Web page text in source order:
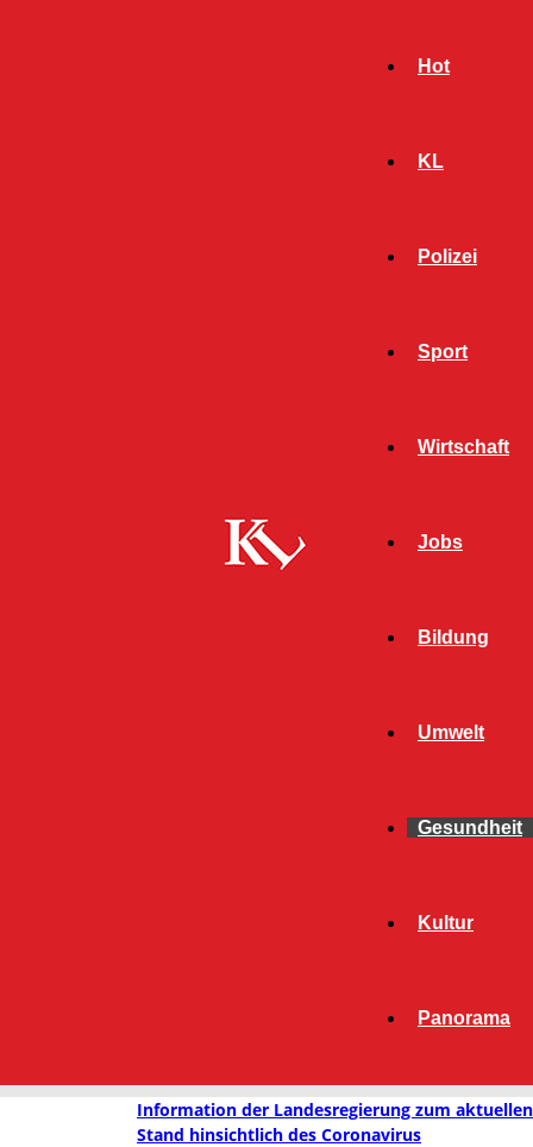
Hot
KL
Polizei
Sport
Wirtschaft
Jobs
Bildung
Umwelt
Gesundheit
Kultur
Panorama
Information der Landesregierung zum aktuellen
Stand hinsichtlich des Coronavirus